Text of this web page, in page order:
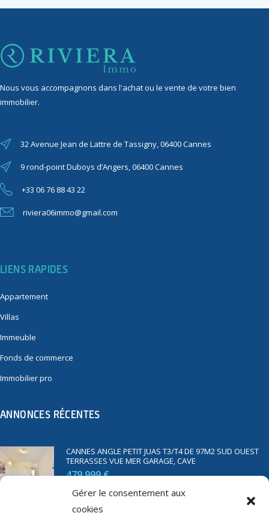
Gérer le consentement aux
cookies
Nous vous accompagnons dans l'achat ou le vente de votre bien
immobilier.
32 Avenue Jean de Lattre de Tassigny, 06400 Cannes
9 rond-point Duboys d’Angers, 06400 Cannes
+33 06 76 88 43 22
riviera06immo@gmail.com
LIENS RAPIDES
Appartement
Villas
Immeuble
Fonds de commerce
Immobilier pro
ANNONCES RÉCENTES
CANNES ANGLE PETIT JUAS T3/T4 DE 97M2 SUD OUEST
TERRASSES VUE MER GARAGE, CAVE
479 999 €